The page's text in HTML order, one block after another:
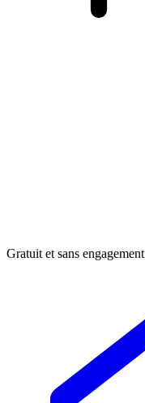
Gratuit et sans engagement